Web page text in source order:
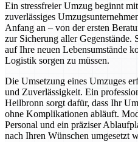
Ein stressfreier Umzug beginnt
zuverlässiges
Anfang an – von der ersten
zur Sicherung aller Gegenstände.
auf Ihre neuen Lebensumstände
Logistik sorgen zu müssen.
Die Umsetzung eines Umzuges
und Zuverlässigkeit. Ein
Heilbronn sorgt dafür, dass Ihr
ohne Komplikationen abläuft.
Personal und ein präziser
nach Ihren Wünschen umgesetzt